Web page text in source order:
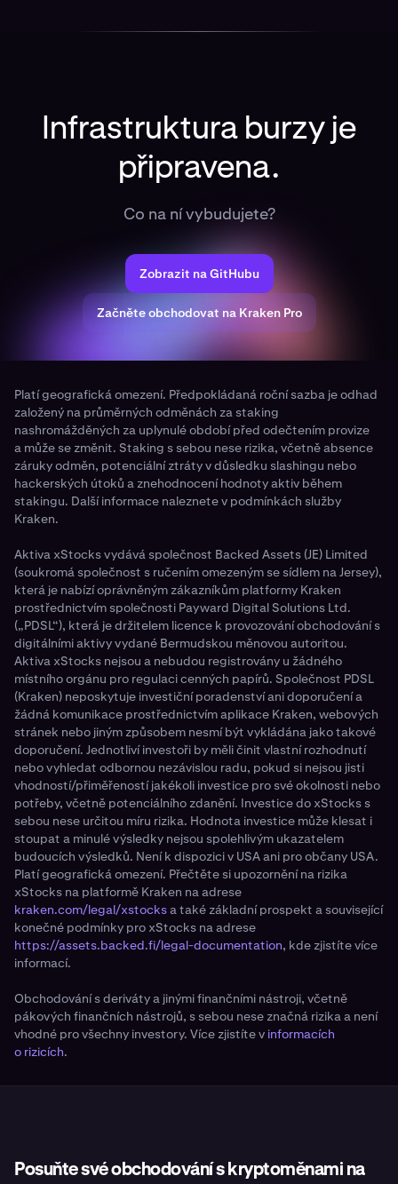
Infrastruktura burzy je
připravena.
Co na ní vybudujete?
Zobrazit na GitHubu
Začněte obchodovat na Kraken Pro
Platí geografická omezení. Předpokládaná roční sazba je odhad
založený na průměrných odměnách za staking
nashromážděných za uplynulé období před odečtením provize
a může se změnit. Staking s sebou nese rizika, včetně absence
záruky odměn, potenciální ztráty v důsledku slashingu nebo
hackerských útoků a znehodnocení hodnoty aktiv během
stakingu. Další informace naleznete v podmínkách služby
Kraken.
Aktiva xStocks vydává společnost Backed Assets (JE) Limited
(soukromá společnost s ručením omezeným se sídlem na Jersey),
která je nabízí oprávněným zákazníkům platformy Kraken
prostřednictvím společnosti Payward Digital Solutions Ltd.
(„PDSL“), která je držitelem licence k provozování obchodování s
digitálními aktivy vydané Bermudskou měnovou autoritou.
Aktiva xStocks nejsou a nebudou registrovány u žádného
místního orgánu pro regulaci cenných papírů. Společnost PDSL
(Kraken) neposkytuje investiční poradenství ani doporučení a
žádná komunikace prostřednictvím aplikace Kraken, webových
stránek nebo jiným způsobem nesmí být vykládána jako takové
doporučení. Jednotliví investoři by měli činit vlastní rozhodnutí
nebo vyhledat odbornou nezávislou radu, pokud si nejsou jisti
vhodností/přiměřeností jakékoli investice pro své okolnosti nebo
potřeby, včetně potenciálního zdanění. Investice do xStocks s
sebou nese určitou míru rizika. Hodnota investice může klesat i
stoupat a minulé výsledky nejsou spolehlivým ukazatelem
budoucích výsledků. Není k dispozici v USA ani pro občany USA.
Platí geografická omezení. Přečtěte si upozornění na rizika
xStocks na platformě Kraken na adrese
kraken.com/legal/xstocksa také základní prospekt a související
konečné podmínky pro xStocks na adrese
https://assets.backed.fi/legal-documentation, kde zjistíte více
informací.
Obchodování s deriváty a jinými finančními nástroji, včetně
pákových finančních nástrojů, s sebou nese značná rizika a není
vhodné pro všechny investory. Více zjistíte v informacích
o rizicích.
Posuňte své obchodování s kryptoměnami na